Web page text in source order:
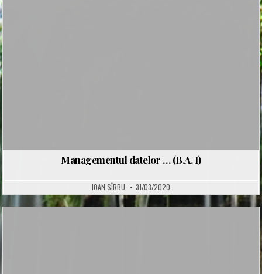
Managementul datelor … (B.A. I)
IOAN SÎRBU 31/03/2020